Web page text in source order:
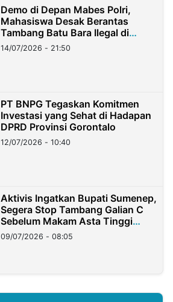
Demo di Depan Mabes Polri,
Mahasiswa Desak Berantas
Tambang Batu Bara Ilegal di
Lampung
14/07/2026 - 21:50
PT BNPG Tegaskan Komitmen
Investasi yang Sehat di Hadapan
DPRD Provinsi Gorontalo
12/07/2026 - 10:40
Aktivis Ingatkan Bupati Sumenep,
Segera Stop Tambang Galian C
Sebelum Makam Asta Tinggi
Longsor
09/07/2026 - 08:05